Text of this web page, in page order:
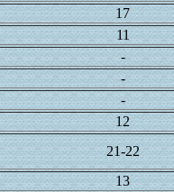
17
11
-
-
-
12
21-22
13